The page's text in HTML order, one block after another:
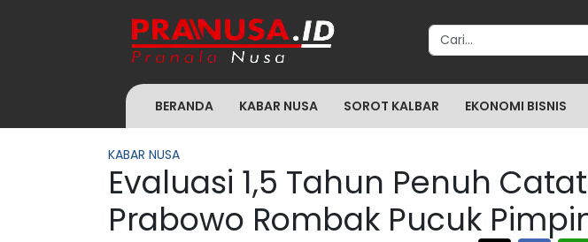
Search for:
BERANDA KABAR NUSA SOROT KALBAR EKONOMI BISNIS
KABAR NUSA
Evaluasi 1,5 Tahun Penuh
Prabowo Rombak Pucuk